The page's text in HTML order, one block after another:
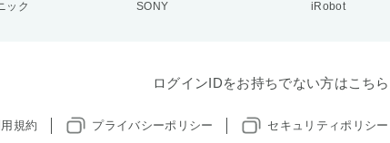
ック
SONY iRobot
ログインIDをお持ちでない方はこちら
規約 プライバシーポリシー セキュリティポリシー